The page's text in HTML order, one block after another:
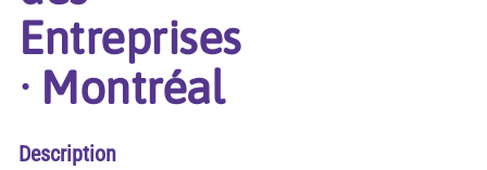
Entreprises
· Montréal
Description